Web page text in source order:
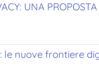
UNA
le nuove frontiere